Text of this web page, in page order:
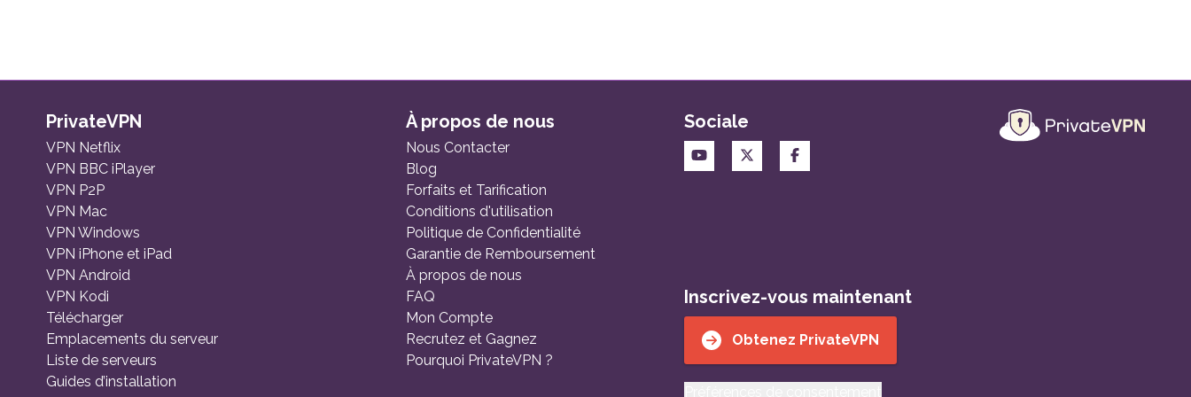
PrivateVPN
VPN Netflix
VPN BBC iPlayer
VPN P2P
VPN Mac
VPN Windows
VPN iPhone et iPad
VPN Android
VPN Kodi
Télécharger
Emplacements du serveur
Liste de serveurs
Guides d’installation
À propos de nous
Nous Contacter
Blog
Forfaits et Tarification
Conditions d'utilisation
Politique de Confidentialité
Garantie de Remboursement
À propos de nous
FAQ
Mon Compte
Recrutez et Gagnez
Pourquoi PrivateVPN ?
Sociale
Inscrivez-vous maintenant
Obtenez PrivateVPN